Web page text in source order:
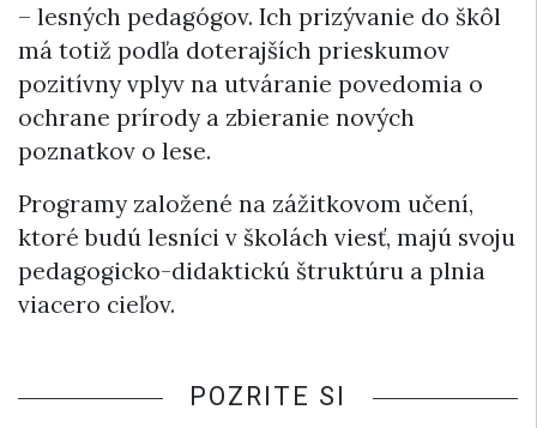
– lesných pedagógov. Ich prizývanie do škôl
má totiž podľa doterajších prieskumov
pozitívny vplyv na utváranie povedomia o
ochrane prírody a zbieranie nových
poznatkov o lese.
Programy založené na zážitkovom učení,
ktoré budú lesníci v školách viesť, majú svoju
pedagogicko-didaktickú štruktúru a plnia
viacero cieľov.
POZRITE SI